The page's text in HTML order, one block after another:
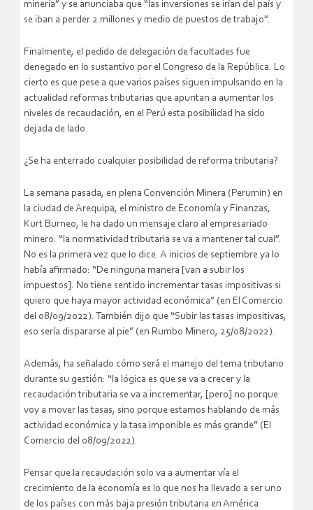
minería” y se anunciaba que “las inversiones se irían del país y
se iban a perder 2 millones y medio de puestos de trabajo”.
Finalmente, el pedido de delegación de facultades fue
denegado en lo sustantivo por el Congreso de la República. Lo
cierto es que pese a que varios países siguen impulsando en la
actualidad reformas tributarias que apuntan a aumentar los
niveles de recaudación, en el Perú esta posibilidad ha sido
dejada de lado.
¿Se ha enterrado cualquier posibilidad de reforma tributaria?
La semana pasada, en plena Convención Minera (Perumin) en
la ciudad de Arequipa, el ministro de Economía y Finanzas,
Kurt Burneo, le ha dado un mensaje claro al empresariado
minero: “la normatividad tributaria se va a mantener tal cual”.
No es la primera vez que lo dice. A inicios de septiembre ya lo
había afirmado: “De ninguna manera [van a subir los
impuestos]. No tiene sentido incrementar tasas impositivas si
quiero que haya mayor actividad económica” (en El Comercio
del 08/09/2022). También dijo que “Subir las tasas impositivas,
eso sería dispararse al pie” (en Rumbo Minero, 25/08/2022).
Además, ha señalado cómo será el manejo del tema tributario
durante su gestión: “la lógica es que se va a crecer y la
recaudación tributaria se va a incrementar, [pero] no porque
voy a mover las tasas, sino porque estamos hablando de más
actividad económica y la tasa imponible es más grande” (El
Comercio del 08/09/2022).
Pensar que la recaudación solo va a aumentar vía el
crecimiento de la economía es lo que nos ha llevado a ser uno
de los países con más baja presión tributaria en América